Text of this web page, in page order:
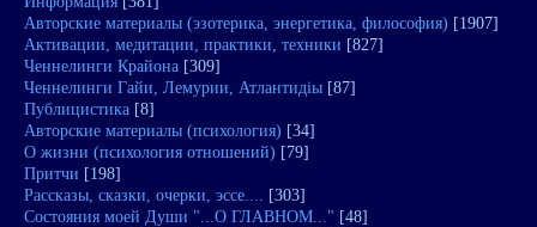
Авторские материалы (эзотерика, энергетика, философия) [1907]
Активации, медитации, практики, техники [827]
Ченнелинги Крайона [309]
Ченнелинги Гайи, Лемурии, Атлантидіы [87]
Публицистика [8]
Авторские материалы (психология) [34]
О жизни (психология отношений) [79]
Притчи [198]
Рассказы, сказки, очерки, эссе.... [303]
Состояния моей Души "...О ГЛАВНОМ..." [48]